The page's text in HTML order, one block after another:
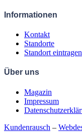
Informationen
Kontakt
Standorte
Standort eintragen
Über uns
Magazin
Impressum
Kundenrausch –